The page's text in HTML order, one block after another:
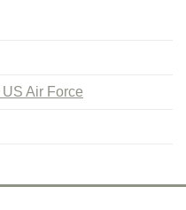
Air Force